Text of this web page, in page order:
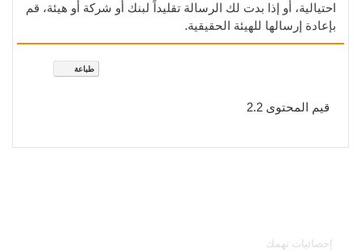
احتيالية، أو إذا بدت لك الرسالة تقليداً لبنك أو شركة أو هيئة، قم
بإعادة إرسالها للهيئة الحقيقية.
طباعة
قيم المحتوى 2.2
إحصائيات تهمك